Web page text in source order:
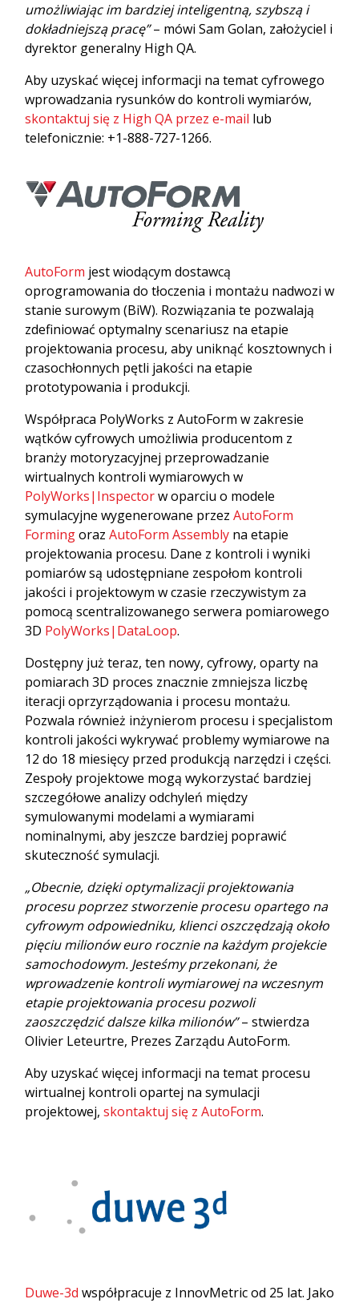
umożliwiając im bardziej inteligentną, szybszą i
dokładniejszą pracę”– mówi Sam Golan, założyciel i
dyrektor generalny High QA.
Aby uzyskać więcej informacji na temat cyfrowego
wprowadzania rysunków do kontroli wymiarów,
skontaktuj się z High QA przez e-mail lub
telefonicznie: +1-888-727-1266.
AutoForm jest wiodącym dostawcą
oprogramowania do tłoczenia i montażu nadwozi w
stanie surowym (BiW). Rozwiązania te pozwalają
zdefiniować optymalny scenariusz na etapie
projektowania procesu, aby uniknąć kosztownych i
czasochłonnych pętli jakości na etapie
prototypowania i produkcji.
Współpraca PolyWorks z AutoForm w zakresie
wątków cyfrowych umożliwia producentom z
branży motoryzacyjnej przeprowadzanie
wirtualnych kontroli wymiarowych w
PolyWorks|Inspectorw oparciu o modele
symulacyjne wygenerowane przez AutoForm
Formingoraz AutoForm Assembly na etapie
projektowania procesu. Dane z kontroli i wyniki
pomiarów są udostępniane zespołom kontroli
jakości i projektowym w czasie rzeczywistym za
pomocą scentralizowanego serwera pomiarowego
3D PolyWorks|DataLoop.
Dostępny już teraz, ten nowy, cyfrowy, oparty na
pomiarach 3D proces znacznie zmniejsza liczbę
iteracji oprzyrządowania i procesu montażu.
Pozwala również inżynierom procesu i specjalistom
kontroli jakości wykrywać problemy wymiarowe na
12 do 18 miesięcy przed produkcją narzędzi i części.
Zespoły projektowe mogą wykorzystać bardziej
szczegółowe analizy odchyleń między
symulowanymi modelami a wymiarami
nominalnymi, aby jeszcze bardziej poprawić
skuteczność symulacji.
„Obecnie, dzięki optymalizacji projektowania
procesu poprzez stworzenie procesu opartego na
cyfrowym odpowiedniku, klienci oszczędzają około
pięciu milionów euro rocznie na każdym projekcie
samochodowym. Jesteśmy przekonani, że
wprowadzenie kontroli wymiarowej na wczesnym
etapie projektowania procesu pozwoli
zaoszczędzić dalsze kilka milionów”– stwierdza
Olivier Leteurtre, Prezes Zarządu AutoForm.
Aby uzyskać więcej informacji na temat procesu
wirtualnej kontroli opartej na symulacji
projektowej, skontaktuj się z AutoForm.
Duwe-3d współpracuje z InnovMetric od 25 lat. Jako